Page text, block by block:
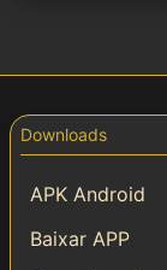
Downloads
APK Android
Baixar APP